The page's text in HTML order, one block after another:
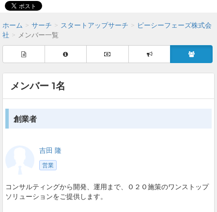
ホーム サーチ スタートアップサーチ
ピーシーフェーズ株式会
社
メンバー一覧
メンバー 1名
創業者
吉田 隆
営業
コンサルティングから開発、運用まで、Ｏ２Ｏ施策のワンストップ
ソリューションをご提供します。